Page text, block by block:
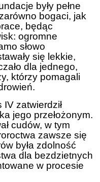
były pełne
bogaci, jak
będąc
ogromne
słowo
się lekkie,
dla jednego,
którzy pomagali
zatwierdził
jego przełożonym.
cudów, w tym
zawsze się
była zdolność
dla bezdzietnych
w procesie